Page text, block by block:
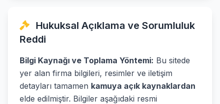
Hukuksal Açıklama ve Sorumluluk
Reddi
Bilgi Kaynağı ve Toplama Yöntemi: Bu sitede
yer alan firma bilgileri, resimler ve iletişim
detayları tamamen kamuya açık kaynaklardan
elde edilmiştir. Bilgiler aşağıdaki resmi